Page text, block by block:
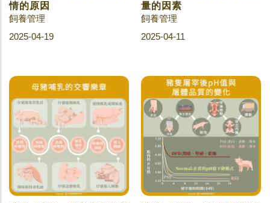
情的原因
飼養管理
2025-04-19
量的因素
飼養管理
2025-04-11